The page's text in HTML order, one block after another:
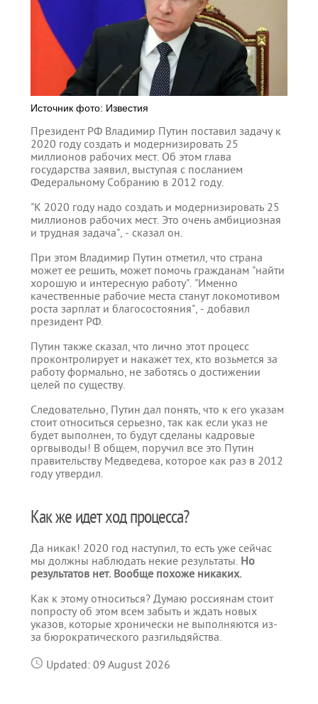
Источник фото: Известия
Президент РФ Владимир Путин поставил задачу к
2020 году создать и модернизировать 25
миллионов рабочих мест. Об этом глава
государства заявил, выступая с посланием
Федеральному Собранию в 2012 году.
"К 2020 году надо создать и модернизировать 25
миллионов рабочих мест. Это очень амбициозная
и трудная задача", - сказал он.
При этом Владимир Путин отметил, что страна
может ее решить, может помочь гражданам "найти
хорошую и интересную работу". "Именно
качественные рабочие места станут локомотивом
роста зарплат и благосостояния", - добавил
президент РФ.
Путин также сказал, что лично этот процесс
проконтролирует и накажет тех, кто возьмется за
работу формально, не заботясь о достижении
целей по существу.
Следовательно, Путин дал понять, что к его указам
стоит относиться серьезно, так как если указ не
будет выполнен, то будут сделаны кадровые
оргвыводы! В общем, поручил все это Путин
правительству Медведева, которое как раз в 2012
году утвердил.
Как же идет ход процесса?
Да никак! 2020 год наступил, то есть уже сейчас
мы должны наблюдать некие результаты. Но
результатов нет. Вообще похоже никаких.
Как к этому относиться? Думаю россиянам стоит
попросту об этом всем забыть и ждать новых
указов, которые хронически не выполняются из-
за бюрократического разгильдяйства.
Updated: 09 August 2026